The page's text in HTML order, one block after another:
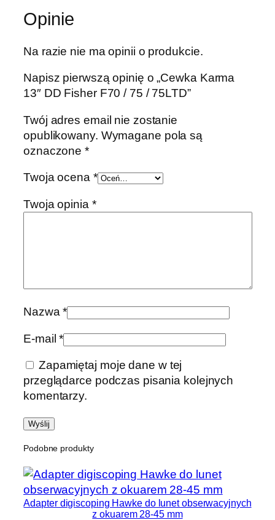
Opinie
Na razie nie ma opinii o produkcie.
Napisz pierwszą opinię o „Cewka Karma
13″ DD Fisher F70 / 75 / 75LTD”
Twój adres email nie zostanie
opublikowany. Wymagane pola są
oznaczone*
Twoja ocena *
Twoja opinia *
Nazwa*
E-mail*
Zapamiętaj moje dane w tej
przeglądarce podczas pisania kolejnych
komentarzy.
Podobne produkty
Adapter digiscoping Hawke do lunet obserwacyjnych
z okuarem 28-45 mm